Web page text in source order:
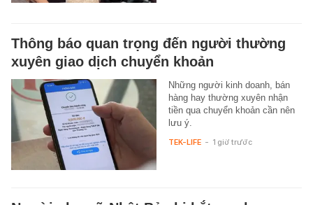
Thông báo quan trọng đến người thường
xuyên giao dịch chuyển khoản
Những người kinh doanh, bán
hàng hay thường xuyên nhận
tiền qua chuyển khoản cần nên
lưu ý.
TEK-LIFE - 1 giờ trước